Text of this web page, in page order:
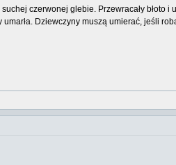
suchej czerwonej glebie. Przewracały błoto
Dziewczyny muszą umierać, jeśli